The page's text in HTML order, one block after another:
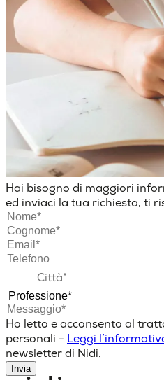
Hai bisogno di maggiori
ed inviaci la tua richiesta, ti
Ho letto e acconsento al
personali - Leggi
newsletter di Nidi.
Invia